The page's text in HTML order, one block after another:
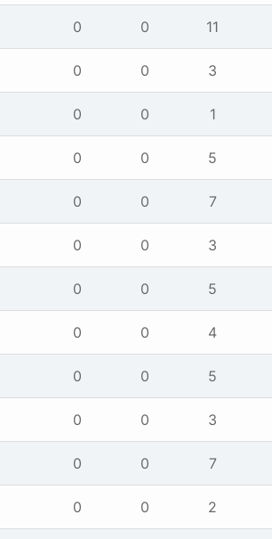
0 0
11
0 0
3
0 0
1
0 0
5
0 0
7
0 0
3
0 0
5
0 0
4
0 0
5
0 0
3
0 0
7
0 0
2